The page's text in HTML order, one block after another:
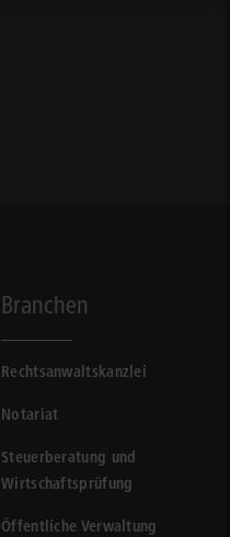
Branchen
Rechtsanwaltskanzlei
Notariat
Steuerberatung und
Wirtschaftsprüfung
Öffentliche Verwaltung